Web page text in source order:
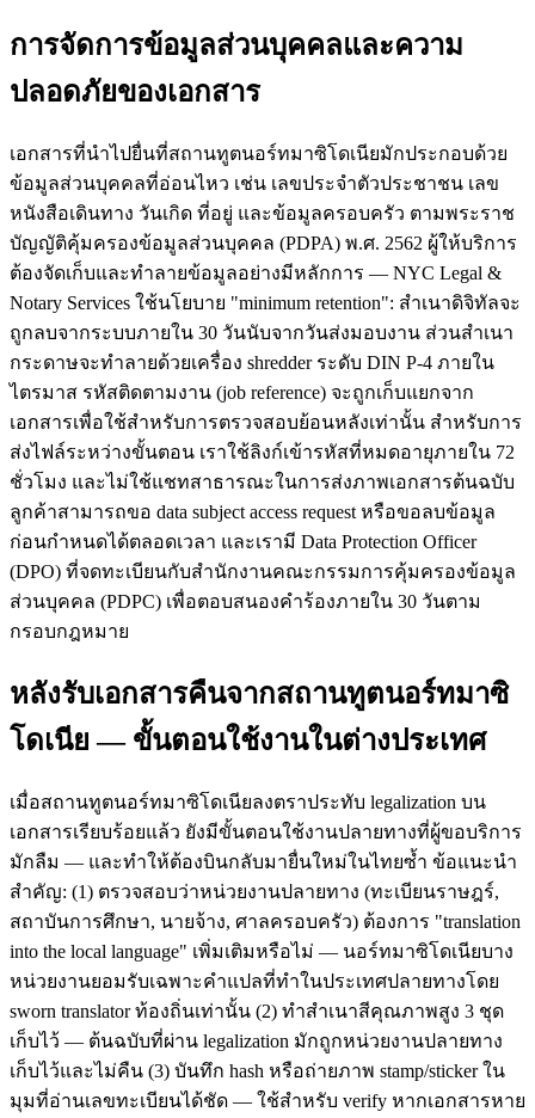
การจัดการข้อมูลส่วนบุคคลและความ
ปลอดภัยของเอกสาร
เอกสารที่นำไปยื่นที่สถานทูตนอร์ทมาซิโดเนียมักประกอบด้วย
ข้อมูลส่วนบุคคลที่อ่อนไหว เช่น เลขประจำตัวประชาชน เลข
หนังสือเดินทาง วันเกิด ที่อยู่ และข้อมูลครอบครัว ตามพระราช
บัญญัติคุ้มครองข้อมูลส่วนบุคคล (PDPA) พ.ศ. 2562 ผู้ให้บริการ
ต้องจัดเก็บและทำลายข้อมูลอย่างมีหลักการ — NYC Legal &
Notary Services ใช้นโยบาย "minimum retention": สำเนาดิจิทัลจะ
ถูกลบจากระบบภายใน 30 วันนับจากวันส่งมอบงาน ส่วนสำเนา
กระดาษจะทำลายด้วยเครื่อง shredder ระดับ DIN P-4 ภายใน
ไตรมาส รหัสติดตามงาน (job reference) จะถูกเก็บแยกจาก
เอกสารเพื่อใช้สำหรับการตรวจสอบย้อนหลังเท่านั้น สำหรับการ
ส่งไฟล์ระหว่างขั้นตอน เราใช้ลิงก์เข้ารหัสที่หมดอายุภายใน 72
ชั่วโมง และไม่ใช้แชทสาธารณะในการส่งภาพเอกสารต้นฉบับ
ลูกค้าสามารถขอ data subject access request หรือขอลบข้อมูล
ก่อนกำหนดได้ตลอดเวลา และเรามี Data Protection Officer
(DPO) ที่จดทะเบียนกับสำนักงานคณะกรรมการคุ้มครองข้อมูล
ส่วนบุคคล (PDPC) เพื่อตอบสนองคำร้องภายใน 30 วันตาม
กรอบกฎหมาย
หลังรับเอกสารคืนจากสถานทูตนอร์ทมาซิ
โดเนีย — ขั้นตอนใช้งานในต่างประเทศ
เมื่อสถานทูตนอร์ทมาซิโดเนียลงตราประทับ legalization บน
เอกสารเรียบร้อยแล้ว ยังมีขั้นตอนใช้งานปลายทางที่ผู้ขอบริการ
มักลืม — และทำให้ต้องบินกลับมายื่นใหม่ในไทยซ้ำ ข้อแนะนำ
สำคัญ: (1) ตรวจสอบว่าหน่วยงานปลายทาง (ทะเบียนราษฎร์,
สถาบันการศึกษา, นายจ้าง, ศาลครอบครัว) ต้องการ "translation
into the local language" เพิ่มเติมหรือไม่ — นอร์ทมาซิโดเนียบาง
หน่วยงานยอมรับเฉพาะคำแปลที่ทำในประเทศปลายทางโดย
sworn translator ท้องถิ่นเท่านั้น (2) ทำสำเนาสีคุณภาพสูง 3 ชุด
เก็บไว้ — ต้นฉบับที่ผ่าน legalization มักถูกหน่วยงานปลายทาง
เก็บไว้และไม่คืน (3) บันทึก hash หรือถ่ายภาพ stamp/sticker ใน
มุมที่อ่านเลขทะเบียนได้ชัด — ใช้สำหรับ verify หากเอกสารหาย